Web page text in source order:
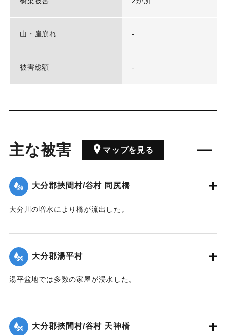
山・崖崩れ -
被害総額 -
主な被害 マップを見る
大分郡挾間村/谷村 同尻橋
大分川の増水により橋が流出した。
｜固有コード:00343004
大分郡湯平村
湯平盆地では多数の家屋が浸水した。
｜固有コード:00343002
大分郡挾間村/谷村 天神橋